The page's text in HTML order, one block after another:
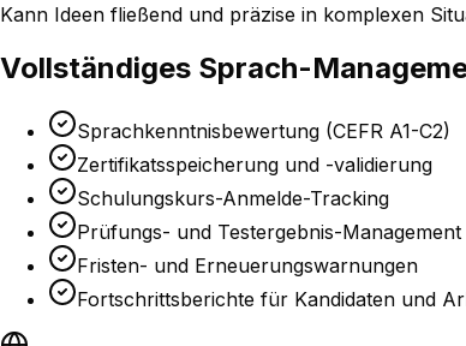
Kann Ideen fließend und präzise in komplexen
Vollständiges Sprach-
Sprachkenntnisbewertung (CEFR A1-C2)
Zertifikatsspeicherung und -validierung
Schulungskurs-Anmelde-Tracking
Prüfungs- und Testergebnis-Management
Fristen- und Erneuerungswarnungen
Fortschrittsberichte für Kandidaten und